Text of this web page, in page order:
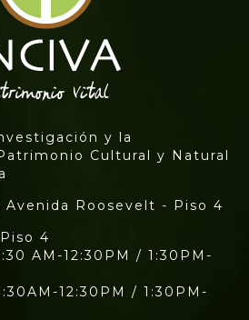
y la
Cultural y Natural
Roosevelt - Piso 4
4
AM-12:30PM / 1:30PM-
12:30PM / 1:30PM-